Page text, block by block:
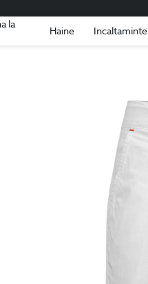
la
Haine Incaltaminte